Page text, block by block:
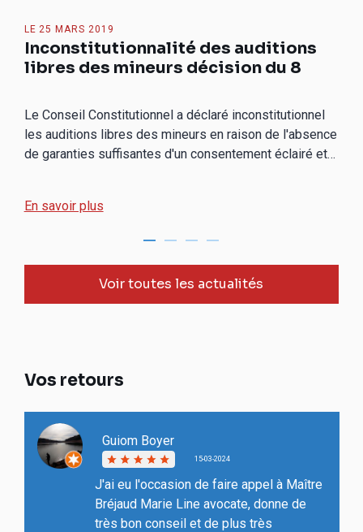
LE25 MARS 2019
Inconstitutionnalité des auditions
libres des mineurs décision du 8
Le Conseil Constitutionnel a déclaré inconstitutionnel
les auditions libres des mineurs en raison de l'absence
de garanties suffisantes d'un consentement éclairé et
En savoir plus
Voir toutes les actualités
Vos retours
Guiom Boyer
15-03-2024
J'ai eu l'occasion de faire appel à Maître
Bréjaud Marie Line avocate, donne de
très bon conseil et de plus très